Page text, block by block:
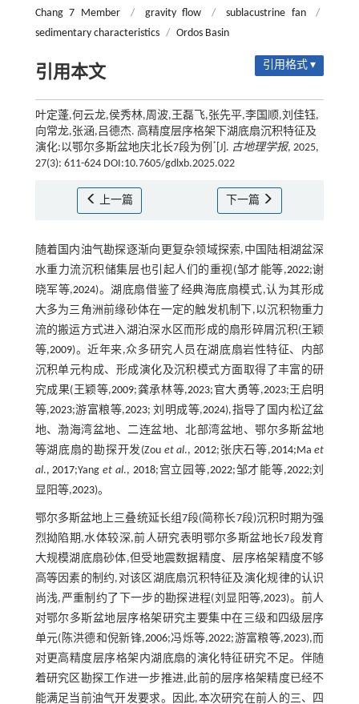
Chang 7 Member / gravity flow / sublacustrine fan
/
sedimentary characteristics / Ordos Basin
引用本文 引用格式 ▾
叶定蓬,何云龙,侯秀林,周波,王磊飞,张先平,李国顺,刘佳钰,
向常龙,张涵,吕德杰. 高精度层序格架下湖底扇沉积特征及
演化:以鄂尔多斯盆地庆北长7段为例 * [J]. 古地理学报, 2025,
27(3): 611-624 DOI:10.7605/gdlxb.2025.022
上一篇 下一篇
随着国内油气勘探逐渐向更复杂领域探索,中国陆相湖盆深
水重力流沉积储集层也引起人们的重视(邹才能等,2022;谢
晓军等,2024)。湖底扇借鉴了经典海底扇模式,认为其形成
大多为三角洲前缘砂体在一定的触发机制下,以沉积物重力
流的搬运方式进入湖泊深水区而形成的扇形碎屑沉积(王颖
等,2009)。近年来,众多研究人员在湖底扇岩性特征、内部
沉积单元构成、形成演化及沉积模式方面取得了丰富的研
究成果(王颖等,2009;龚承林等,2023;官大勇等,2023;王启明
等,2023;游富粮等,2023; 刘明成等,2024),指导了国内松辽盆
地、渤海湾盆地、二连盆地、北部湾盆地、鄂尔多斯盆地
等湖底扇的勘探开发(Zou et al.,2012;张庆石等,2014;Maet
al.,2017;Yanget al., 2018;宫立园等,2022;邹才能等,2022;刘
显阳等,2023)。
鄂尔多斯盆地上三叠统延长组7段(简称长7段)沉积时期为强
烈拗陷期,水体较深,前人研究表明鄂尔多斯盆地长7段发育
大规模湖底扇砂体,但受地震数据精度、层序格架精度不够
高等因素的制约,对该区湖底扇沉积特征及演化规律的认识
尚浅,严重制约了下一步的勘探进程(刘显阳等,2023)。前人
对鄂尔多斯盆地层序格架研究主要集中在三级和四级层序
单元(陈洪德和倪新锋,2006;冯烁等,2022;游富粮等,2023),而
对更高精度层序格架内湖底扇的演化特征研究不足。伴随
着研究区勘探工作进一步推进,此前的层序格架精度已经不
能满足当前油气开发要求。因此,本次研究在前人的三、四